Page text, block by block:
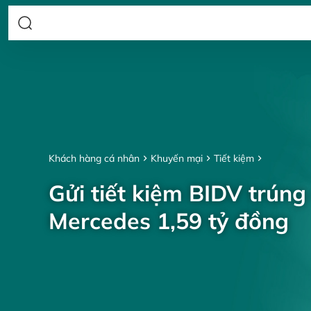
Khách hàng cá nhân Khuyến mại Tiết kiệm
Gửi tiết kiệm BIDV
Mercedes 1,59 tỷ đồng